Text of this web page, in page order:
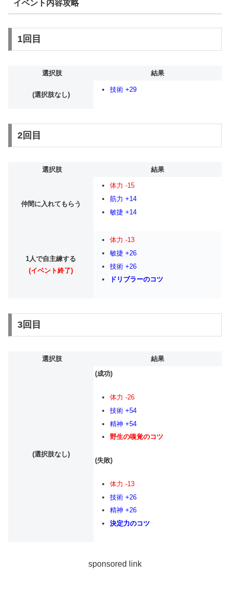
イベント内容攻略
1回目
選択肢 結果
(選択肢なし)
技術 +29
2回目
選択肢 結果
仲間に入れてもらう
体力 -15
筋力 +14
敏捷 +14
1人で自主練する
(イベント終了)
体力 -13
敏捷 +26
技術 +26
ドリブラーのコツ
3回目
選択肢 結果
(選択肢なし)
(成功)
体力 -26
技術 +54
精神 +54
野生の嗅覚のコツ
(失敗)
体力 -13
技術 +26
精神 +26
決定力のコツ
sponsored link